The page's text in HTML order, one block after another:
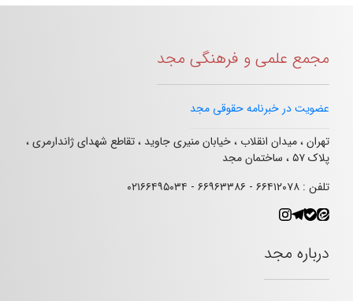
مجمع علمی و فرهنگی مجد
عضویت در خبرنامه حقوقی مجد
تهران ، میدان انقلاب ، خیابان منیری جاوید ، تقاطع شهدای ژاندارمری ،
پلاک ۵۷ ، ساختمان مجد
تلفن : ۶۶۴۱۲۰۷۸ - ۶۶۹۶۳۳۸۶ - ۰۲۱۶۶۴۹۵۰۳۴
درباره مجد